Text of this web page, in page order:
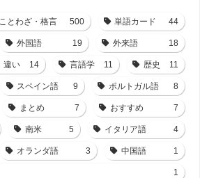
ことわざ・格言 500 単語カード 44
外国語 19 外来語 18
違い 14 言語学 11 歴史 11
スペイン語 9 ポルトガル語 8
まとめ 7 おすすめ 7
南米 5 イタリア語 4
オランダ語 3 中国語 1
1